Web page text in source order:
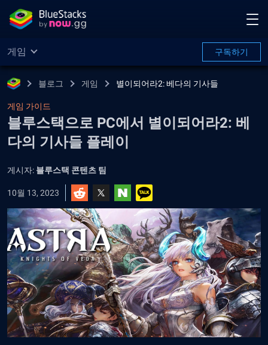
게임 구독하기
블로그 게임 별이되어라2: 베다의 기사들
게임 가이드
블루스택으로 PC에서 별이되어라2: 베
다의 기사들 플레이
게시자: 블루스택 콘텐츠 팀
10월 13, 2023